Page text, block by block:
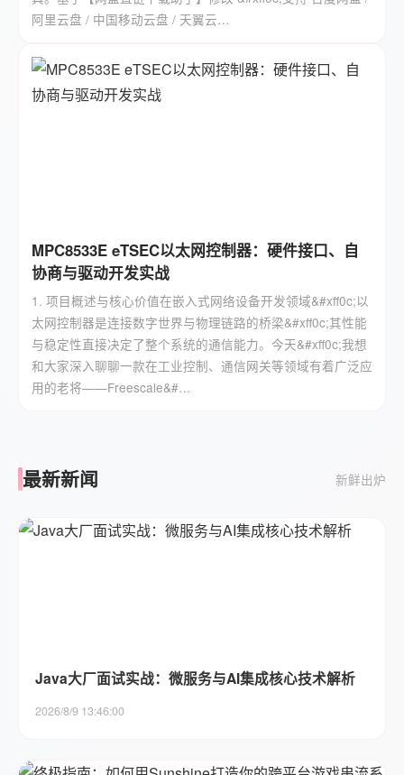
阿里云盘 / 中国移动云盘 / 天翼云…
MPC8533E eTSEC以太网控制器：硬件接口、自
协商与驱动开发实战
1. 项目概述与核心价值在嵌入式网络设备开发领域&#xff0c;以
太网控制器是连接数字世界与物理链路的桥梁&#xff0c;其性能
与稳定性直接决定了整个系统的通信能力。今天&#xff0c;我想
和大家深入聊聊一款在工业控制、通信网关等领域有着广泛应
用的老将——Freescale&#…
最新新闻 新鲜出炉
Java大厂面试实战：微服务与AI集成核心技术解析
2026/8/9 13:46:00